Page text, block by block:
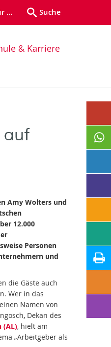
… Suche
& Karriere
auf
Amy Wolters und
12.000
Personen
und
die Gäste auch
Wer in das
Namen von
Dekan des
(AL), hielt am
„Arbeitgeber als